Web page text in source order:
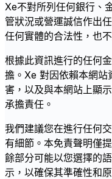
Xe不對所列任何銀行、
管狀況或營運誠信作出
任何實體的合法性，也
根據此資訊進行的任何
擔。Xe 對因依賴本網站
害，以及與本網站上顯
承擔責任。
我們建議您在進行任何
有細節。本免責聲明僅
餘部分可能以您選擇的
示，以確保其準確性和原